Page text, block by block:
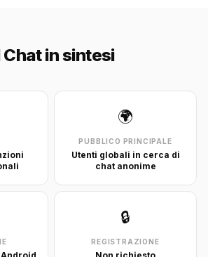
Chat in sintesi
🌍
PUBBLICO PRINCIPALE
Utenti globali in cerca di
chat anonime
🔒
REGISTRAZIONE